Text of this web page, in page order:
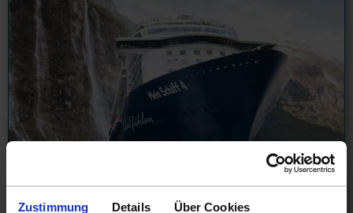
Zustimmung Details
Über Cookies
Balkonpreise 2026 TUI Mein Schiff